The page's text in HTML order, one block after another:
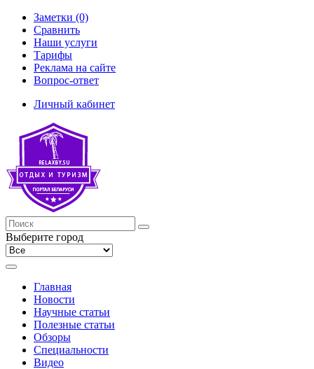
Заметки (0)
Сравнить
Наши услуги
Тарифы
Реклама на сайте
Вопрос-ответ
Личный кабинет
Выберите город
Главная
Новости
Научные статьи
Полезные статьи
Обзоры
Специальности
Видео